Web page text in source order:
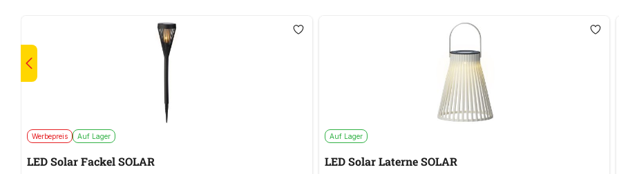
Werbepreis Auf Lager
LED Solar Fackel SOLAR
Auf Lager
LED Solar Laterne SOLAR